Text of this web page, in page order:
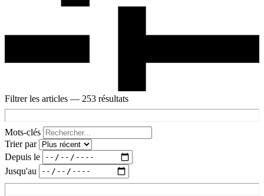
Filtrer les articles — 253 résultats
Mots-clés
Trier par
Depuis le
Jusqu'au